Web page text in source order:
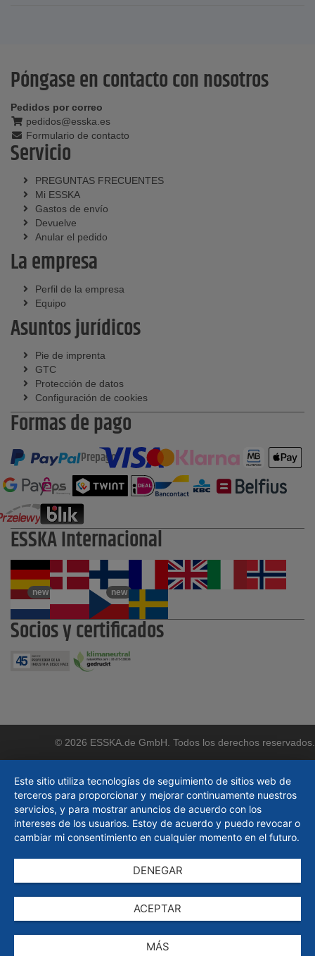
Póngase en contacto con nosotros
Pedidos por correo
pedidos@esska.es
Formulario de contacto
Servicio
PREGUNTAS FRECUENTES
Mi ESSKA
Gastos de envío
Devuelve
Anular el pedido
La empresa
Perfil de la empresa
Equipo
Asuntos jurídicos
Pie de imprenta
GTC
Protección de datos
Configuración de cookies
Formas de pago
Prepago
ESSKA Internacional
new new
Socios y certificados
© 2026 ESSKA.de GmbH. Todos los derechos reservados.
Este sitio utiliza tecnologías de seguimiento de sitios web de
terceros para proporcionar y mejorar continuamente nuestros
servicios, y para mostrar anuncios de acuerdo con los
intereses de los usuarios. Estoy de acuerdo y puedo revocar o
cambiar mi consentimiento en cualquier momento en el futuro.
DENEGAR
ACEPTAR
MÁS